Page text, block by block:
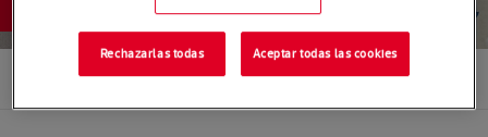
Zona de prensa Menu
Rechazarlas todas Aceptar todas las cookies